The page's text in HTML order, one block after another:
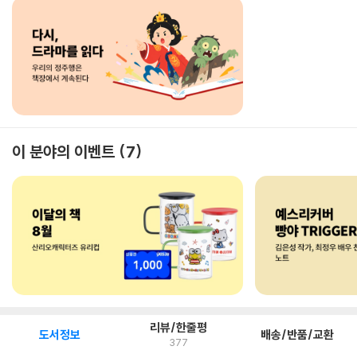
이 분야의 이벤트 7
도서정보 리뷰/한줄평
377 배송/반품/교환